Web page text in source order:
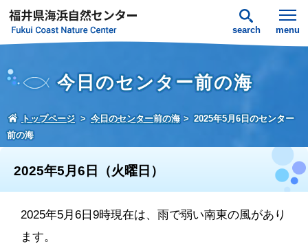
search menu
今日のセンター前の海
トップページ 今日のセンター前の海
2025年5月6日のセンター
前の海
2025年5月6日（火曜日）
2025年5月6日9時現在は、雨で弱い南東の風があり
ます。